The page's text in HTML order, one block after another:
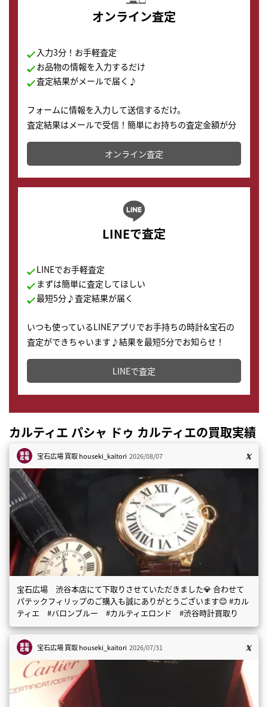
オンライン査定
入力3分！お手軽査定
お品物の情報を入力するだけ
査定結果がメールで届く♪
フォームに情報を入力して送信するだけ。
査定結果はメールで受信！簡単にお持ちの査定金額が分
かります。
オンライン査定
LINEで査定
LINEでお手軽査定
まずは簡単に査定してほしい
最短5分♪査定結果が届く
いつも使っているLINEアプリでお手持ちの時計&宝石の
査定ができちゃいます♪結果を最短5分でお知らせ！
どこからでもすぐに査定金額を知ることが出来ます。
LINEで査定
カルティエ パシャ ドゥ カルティエの買取実績
宝石広場 買取houseki_kaitori 2026/08/07
宝石広場 渋谷本店にて下取りさせていただきました💎 合わせて
パテックフィリップのご購入も誠にありがとうございます😊 #カル
ティエ #バロンブルー #カルティエロンド #渋谷時計買取り
宝石広場 買取houseki_kaitori 2026/07/31